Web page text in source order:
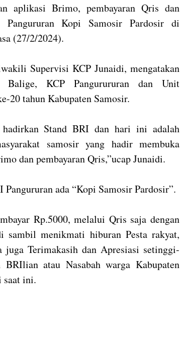
aplikasi Brimo, pembayaran Qris dan
Kopi Samosir Pardosir di
(27/2/2024).
Supervisi KCP Junaidi, mengatakan
Balige, KCP Pangurururan dan Unit
20 tahun Kabupaten Samosir.
Stand BRI dan hari ini adalah
samosir yang hadir membuka
dan pembayaran Qris,”ucap Junaidi.
ada “Kopi Samosir Pardosir”.
Rp.5000, melalui Qris saja dengan
sambil menikmati hiburan Pesta rakyat,
Terimakasih dan Apresiasi setinggi-
atau Nasabah warga Kabupaten
saat ini.